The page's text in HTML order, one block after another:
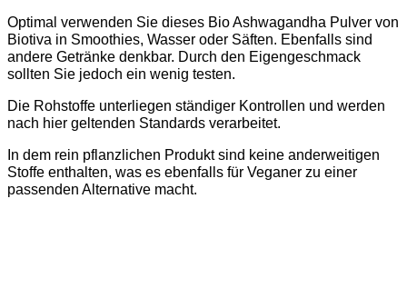
Optimal verwenden Sie dieses Bio Ashwagandha Pulver von
Biotiva in Smoothies, Wasser oder Säften. Ebenfalls sind
andere Getränke denkbar. Durch den Eigengeschmack
sollten Sie jedoch ein wenig testen.
Die Rohstoffe unterliegen ständiger Kontrollen und werden
nach hier geltenden Standards verarbeitet.
In dem rein pflanzlichen Produkt sind keine anderweitigen
Stoffe enthalten, was es ebenfalls für Veganer zu einer
passenden Alternative macht.